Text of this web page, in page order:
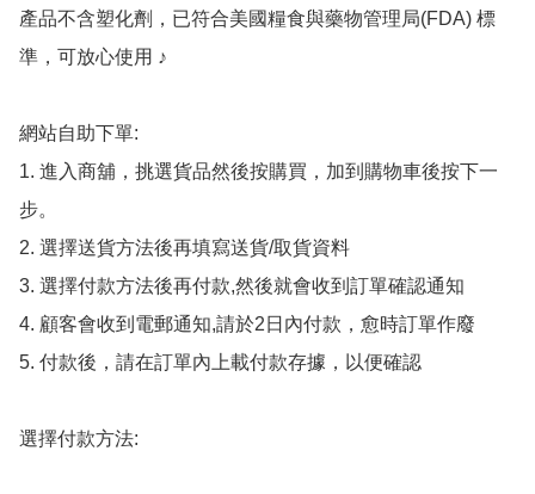
產品不含塑化劑，已符合美國糧食與藥物管理局(FDA) 標
準，可放心使用 ♪
網站自助下單:
1. 進入商舖，挑選貨品然後按購買，加到購物車後按下一
步。
2. 選擇送貨方法後再填寫送貨/取貨資料
3. 選擇付款方法後再付款,然後就會收到訂單確認通知
4. 顧客會收到電郵通知,請於2日內付款，愈時訂單作廢
5. 付款後，請在訂單內上載付款存據，以便確認
選擇付款方法: